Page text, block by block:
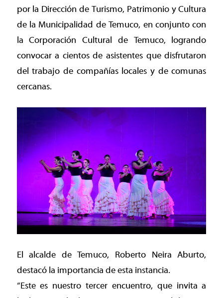
por la Dirección de Turismo, Patrimonio y Cultura
de la Municipalidad de Temuco, en conjunto con
la Corporación Cultural de Temuco, logrando
convocar a cientos de asistentes que disfrutaron
del trabajo de compañías locales y de comunas
cercanas.
El alcalde de Temuco, Roberto Neira Aburto,
destacó la importancia de esta instancia.
“Este es nuestro tercer encuentro, que invita a